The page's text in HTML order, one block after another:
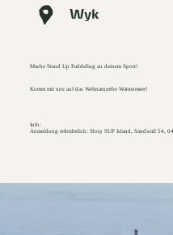
Wyk
Mache Stand Up Paddeling zu deinem Sport!
Komm mit uns auf das Weltnaturerbe Wattenmeer!
Info:
Anmeldung erforderlich: Shop SUP Island, Sandwall 54,